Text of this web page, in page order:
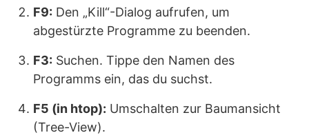
F9: Den „Kill“-Dialog aufrufen, um
abgestürzte Programme zu beenden.
F3: Suchen. Tippe den Namen des
Programms ein, das du suchst.
F5 (in htop): Umschalten zur Baumansicht
(Tree-View).